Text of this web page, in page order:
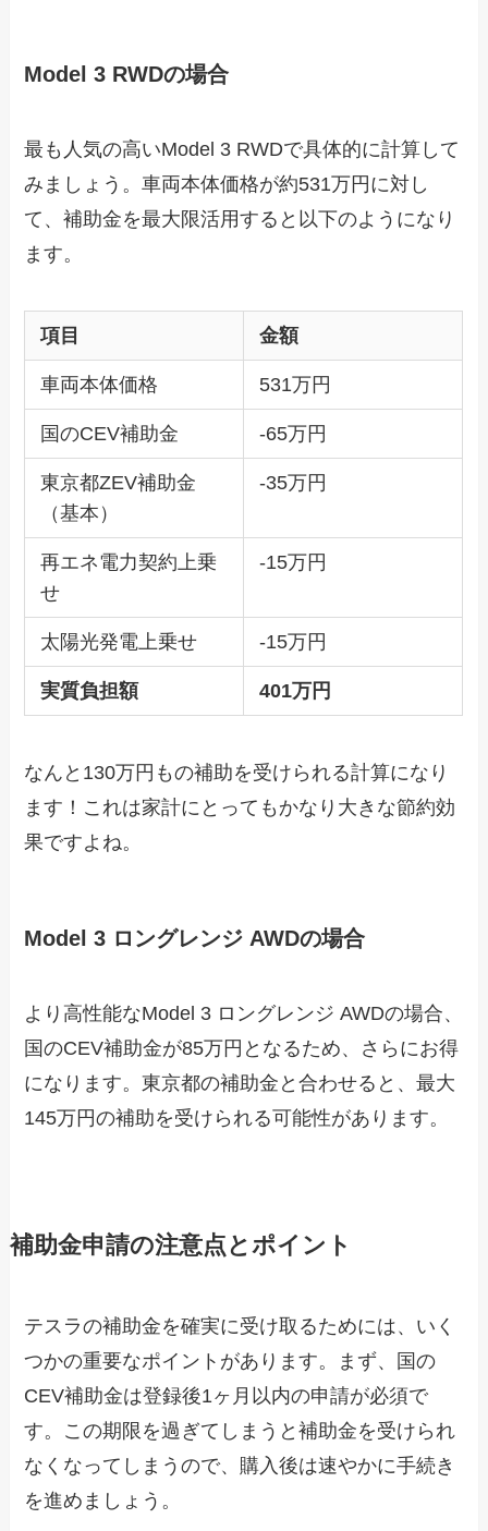
Model 3 RWDの場合
最も人気の高いModel 3 RWDで具体的に計算して
みましょう。車両本体価格が約531万円に対し
て、補助金を最大限活用すると以下のようになり
ます。
項目 金額
車両本体価格 531万円
国のCEV補助金 -65万円
東京都ZEV補助金
（基本）
-35万円
再エネ電力契約上乗
せ
-15万円
太陽光発電上乗せ -15万円
実質負担額 401万円
なんと130万円もの補助を受けられる計算になり
ます！これは家計にとってもかなり大きな節約効
果ですよね。
Model 3 ロングレンジ AWDの場合
より高性能なModel 3 ロングレンジ AWDの場合、
国のCEV補助金が85万円となるため、さらにお得
になります。東京都の補助金と合わせると、最大
145万円の補助を受けられる可能性があります。
補助金申請の注意点とポイント
テスラの補助金を確実に受け取るためには、いく
つかの重要なポイントがあります。まず、国の
CEV補助金は登録後1ヶ月以内の申請が必須で
す。この期限を過ぎてしまうと補助金を受けられ
なくなってしまうので、購入後は速やかに手続き
を進めましょう。